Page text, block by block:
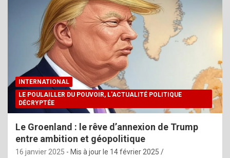
INTERNATIONAL
LE POULAILLER DU POUVOIR, L'ACTUALITÉ POLITIQUE
DÉCRYPTÉE
Le Groenland : le rêve d’annexion de Trump
entre ambition et géopolitique
16 janvier 2025 - Mis à jour le 14 février 2025